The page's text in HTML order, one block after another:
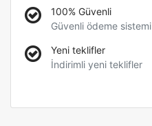
100% Güvenli
Güvenli ödeme sistemi
Yeni teklifler
İndirimli yeni teklifler